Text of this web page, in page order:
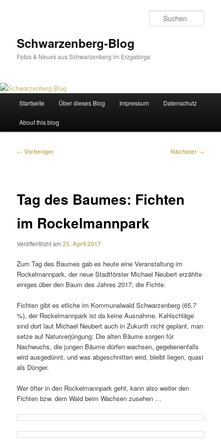
Schwarzenberg-Blog
Fotos & Neues aus Schwarzenberg im Erzgebirge
Startseite Über dieses Blog Impressum Datenschutz
About this blog
Beitragsnavigation
← Vorheriger Nächster →
Tag des Baumes: Fichten
im Rockelmannpark
Veröffentlicht am25. April 2017
Zum Tag des Baumes gab es heute eine Veranstaltung im
Rockelmannpark, der neue Stadtförster Michael Neubert erzählte
einiges über den Baum des Jahres 2017, die Fichte.
Fichten gibt es etliche im Kommunalwald Schwarzenberg (65,7
%), der Rockelmannpark ist da keine Ausnahme. Kahlschläge
sind dort laut Michael Neubert auch in Zukunft nicht geplant, man
setze auf Naturverjüngung: Die alten Bäume sorgen für
Nachwuchs, die jungen Bäume dürfen wachsen, gege­be­nen­falls
wird ausge­dünnt, und was abge­schnitten wird, bleibt liegen, quasi
als Dünger.
Wer öfter in den Rockelmannpark geht, kann also weiter den
Fichten bzw. dem Wald beim Wachsen zusehen …